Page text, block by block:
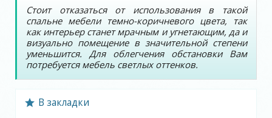
Стоит отказаться от использования в такой
спальне мебели темно-коричневого цвета, так
как интерьер станет мрачным и угнетающим, да и
визуально помещение в значительной степени
уменьшится. Для облегчения обстановки Вам
потребуется мебель светлых оттенков.
В закладки